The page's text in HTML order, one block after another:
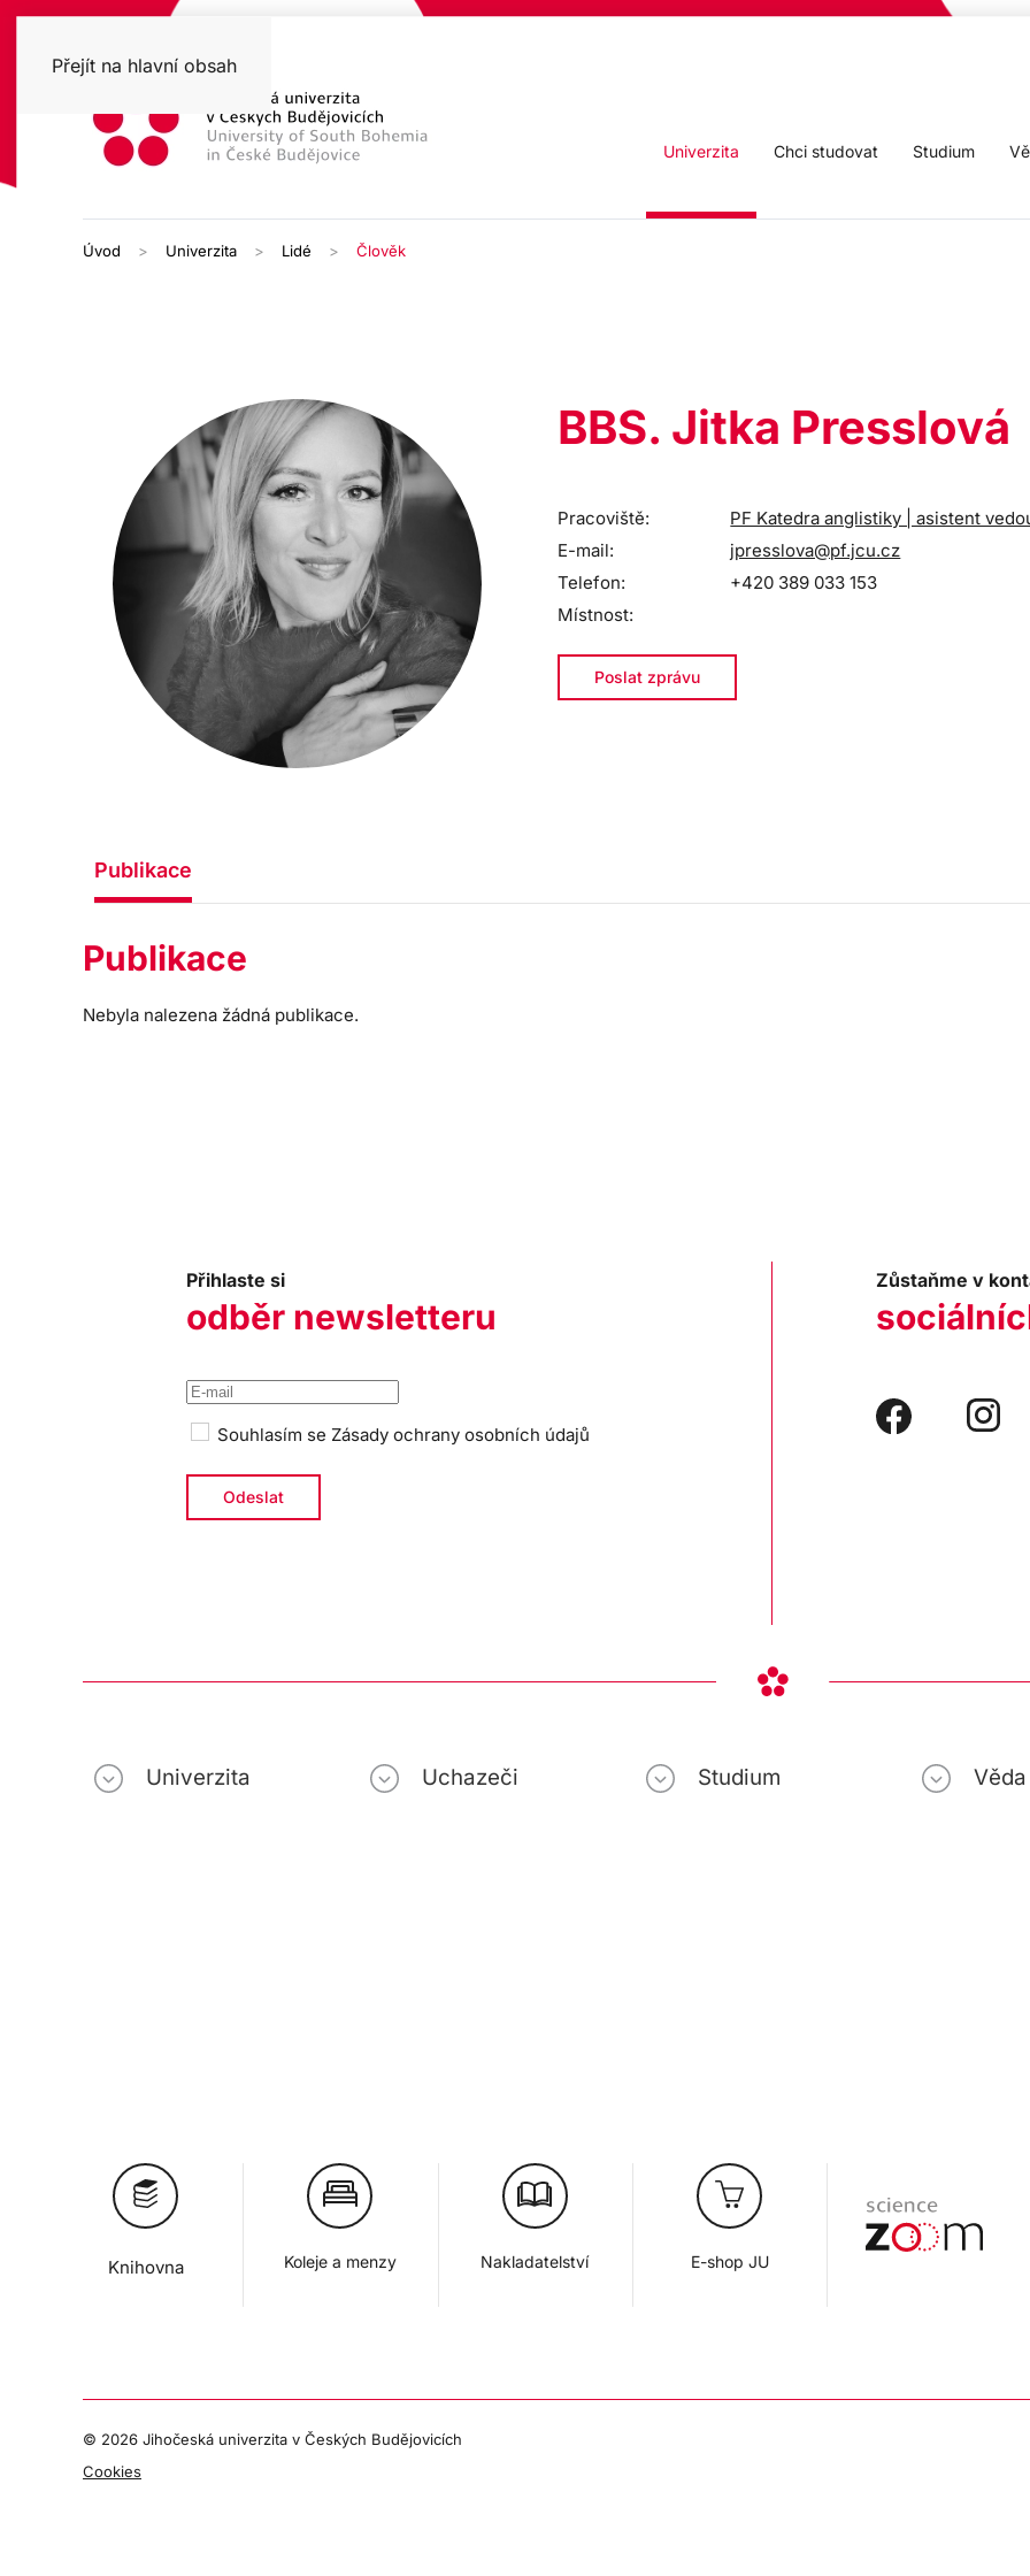
Přejít na hlavní obsah
Univerzita Chci studovat Studium
Úvod Univerzita Lidé Člověk
BBS. Jitka Presslová
Pracoviště:
PF Katedra anglistiky | asistent
E-mail:
jpresslova@pf.jcu.cz
Telefon:
+420 389 033 153
Místnost:
Poslat zprávu
Publikace
Publikace
Nebyla nalezena žádná publikace.
Přihlaste si
odběr newsletteru
Souhlasím se Zásady ochrany osobních údajů
Zůstaňme v
Univerzita Uchazeči Studium
Knihovna Koleje a menzy Nakladatelství E-shop JU
© 2026 Jihočeská univerzita v Českých Budějovicích
Cookies